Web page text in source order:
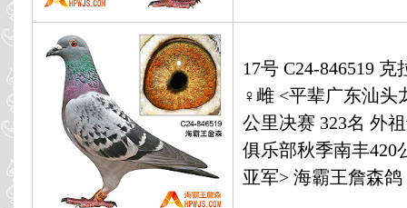
17号 C24-846519
♀雌 <平辈广东汕头
公里决赛 323名 外
俱乐部秋季南丰420
亚军> 海霸王詹森鸽